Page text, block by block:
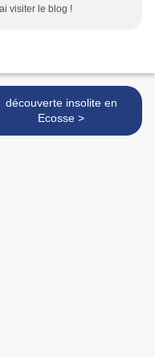
visiter le blog !
découverte insolite en
Ecosse >